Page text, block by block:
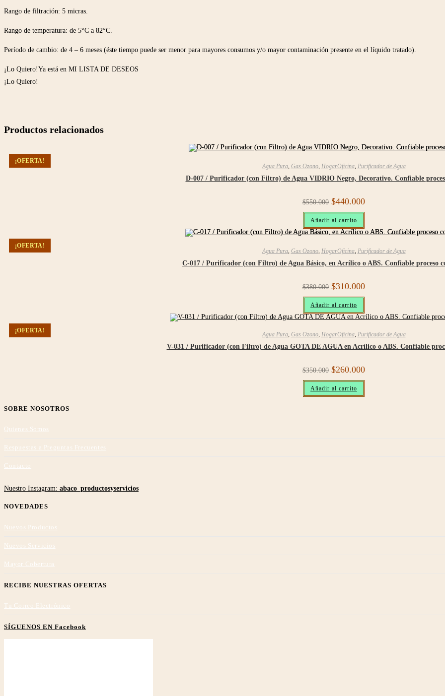
Rango de filtración: 5 micras.
Rango de temperatura: de 5°C a 82°C.
Período de cambio: de 4 – 6 meses (éste tiempo puede ser menor para mayores consumos y/o mayor contaminación presente en el líquido tratado).
¡Lo Quiero!Ya está en MI LISTA DE DESEOS
¡Lo Quiero!
Productos relacionados
¡OFERTA!
Agua Pura, Gas Ozono, HogarOficina, Purificador de Agua
D-007 / Purificador (con Filtro) de Agua VIDRIO Negro, Decorativo. Confiable
$550.000 Original
price
was:
$550.000.
$440.000Current
$440.000.
Añadir al carrito
¡OFERTA!
Agua Pura, Gas Ozono, HogarOficina, Purificador de Agua
C-017 / Purificador (con Filtro) de Agua Básico, en Acrílico o ABS. Confiable proceso
$380.000 Original
price
was:
$380.000.
$310.000Current
$310.000.
Añadir al carrito
¡OFERTA!
Agua Pura, Gas Ozono, HogarOficina, Purificador de Agua
V-031 / Purificador (con Filtro) de Agua GOTA DE AGUA en Acrílico o ABS. Confiable
$350.000 Original
price
was:
$350.000.
$260.000Current
Añadir al carrito
SOBRE NOSOTROS
Quienes Somos
Respuestas a Preguntas Frecuentes
Contacto
Nuestro Instagram: abaco_productosyservicios
NOVEDADES
Nuevos Productos
Nuevos Servicios
Mayor Cobertura
RECIBE NUESTRAS OFERTAS
Tu Correo Electrónico
SÍGUENOS EN Facebook